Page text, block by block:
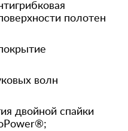
полотен
волн
двойной спайки